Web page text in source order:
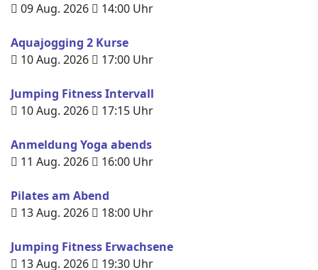
09 Aug. 2026
14:00 Uhr
Aquajogging 2 Kurse
10 Aug. 2026
17:00 Uhr
Jumping Fitness Intervall
10 Aug. 2026
17:15 Uhr
Anmeldung Yoga abends
11 Aug. 2026
16:00 Uhr
Pilates am Abend
13 Aug. 2026
18:00 Uhr
Jumping Fitness Erwachsene
13 Aug. 2026
19:30 Uhr